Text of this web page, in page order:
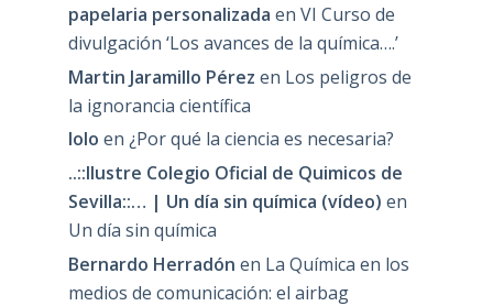
papelaria personalizada en VI Curso de
divulgación ‘Los avances de la química….’
Martin Jaramillo Pérez en Los peligros de
la ignorancia científica
lolo en ¿Por qué la ciencia es necesaria?
..::Ilustre Colegio Oficial de Quimicos de
Sevilla::… | Un día sin química (vídeo) en
Un día sin química
Bernardo Herradón en La Química en los
medios de comunicación: el airbag